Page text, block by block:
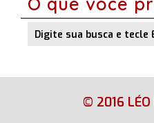
© 2016 LÉO